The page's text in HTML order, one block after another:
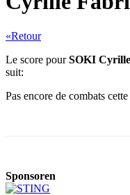
«Retour
Le score pourSOKI
suit:
Pas encore de combats cette
Sponsoren